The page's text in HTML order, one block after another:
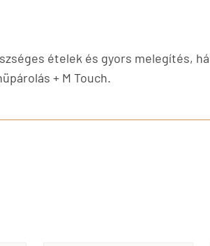
ételek és gyors melegítés,
+ M Touch.